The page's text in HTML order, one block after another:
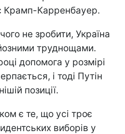
Крамп-Карренбауер.
не зробити, Україна
труднощами.
допомога у розмірі
і тоді Путін
позиції.
є те, що усі троє
виборів у